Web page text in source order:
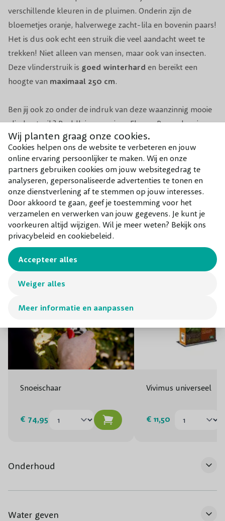
Wij planten graag onze cookies.
Cookies helpen ons de website te verbeteren en jouw
online ervaring persoonlijker te maken. Wij en onze
partners gebruiken cookies om jouw websitegedrag te
analyseren, gepersonaliseerde advertenties te tonen en
onze dienstverlening af te stemmen op jouw interesses.
Door akkoord te gaan, geef je toestemming voor het
verzamelen en verwerken van jouw gegevens. Je kunt je
voorkeuren altijd wijzigen. Wil je meer weten? Bekijk ons
privacybeleid en cookiebeleid.
Meer informatie en aanpassen
Weiger alles
Accepteer alles
verschillende kleuren in de pluimen. Onderin zijn de
bloemetjes oranje, halverwege zacht-lila en bovenin paars!
Het is dus ook echt een struik die veel aandacht weet te
trekken! Niet alleen van mensen, maar ook van insecten.
Deze vlinderstruik is goed winterhard en bereikt een
hoogte van maximaal 250 cm.
Ben jij ook zo onder de indruk van deze waanzinnig mooie
vlinderstruik? Buddleja weyeriana Flower Power kun je
online kopen via onze webshop, of kom je eigen
vlinderstruik uitzoeken bij ons op de kwekerij!
Winterhardheid Goed winterhard
Biodiversiteit Trekt bijen & vlinders aan
Voeding Organische meststof
Geschikt voor Solitair / in groep / in pot
Combineer met
Onze aanraders bij dit product
Snoeischaar
€ 74,95
Vivimus universeel
€ 11,50
Onderhoud
Water geven